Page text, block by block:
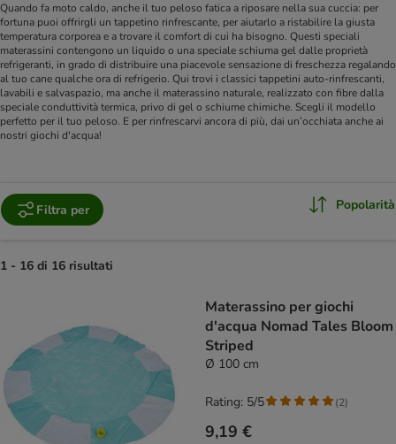
Quando fa moto caldo, anche il tuo peloso fatica a riposare nella sua cuccia: per
fortuna puoi offrirgli un tappetino rinfrescante, per aiutarlo a ristabilire la giusta
temperatura corporea e a trovare il comfort di cui ha bisogno. Questi speciali
materassini contengono un liquido o una speciale schiuma gel dalle proprietà
refrigeranti, in grado di distribuire una piacevole sensazione di freschezza regalando
al tuo cane qualche ora di refrigerio. Qui trovi i classici tappetini auto-rinfrescanti,
lavabili e salvaspazio, ma anche il materassino naturale, realizzato con fibre dalla
speciale conduttività termica, privo di gel o schiume chimiche. Scegli il modello
perfetto per il tuo peloso. E per rinfrescarvi ancora di più, dai un’occhiata anche ai
nostri giochi d'acqua!
Filtra per Popolarità
1 - 16 di 16 risultati
Materassino per giochi
d'acqua Nomad Tales Bloom
Striped
Ø 100 cm
9,19 €
Rating: 5/5 (2)